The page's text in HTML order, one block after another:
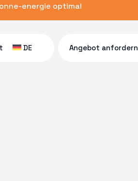
energie optimal
DE Angebot anfordern